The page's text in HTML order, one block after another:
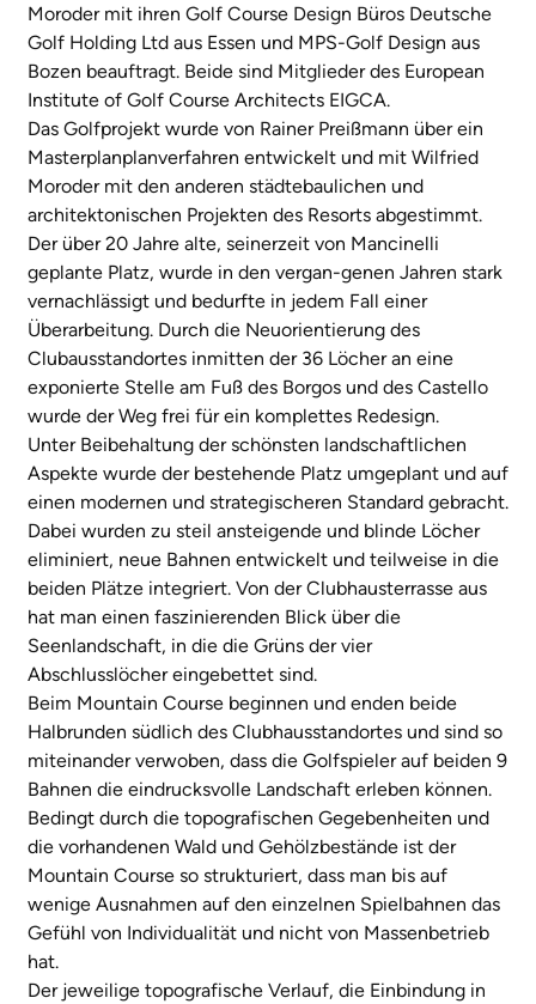
Moroder mit ihren Golf Course Design Büros Deutsche
Golf Holding Ltd aus Essen und MPS-Golf Design aus
Bozen beauftragt. Beide sind Mitglieder des European
Institute of Golf Course Architects EIGCA.
Das Golfprojekt wurde von Rainer Preißmann über ein
Masterplanplanverfahren entwickelt und mit Wilfried
Moroder mit den anderen städtebaulichen und
architektonischen Projekten des Resorts abgestimmt.
Der über 20 Jahre alte, seinerzeit von Mancinelli
geplante Platz, wurde in den vergan-genen Jahren stark
vernachlässigt und bedurfte in jedem Fall einer
Überarbeitung. Durch die Neuorientierung des
Clubausstandortes inmitten der 36 Löcher an eine
exponierte Stelle am Fuß des Borgos und des Castello
wurde der Weg frei für ein komplettes Redesign.
Unter Beibehaltung der schönsten landschaftlichen
Aspekte wurde der bestehende Platz umgeplant und auf
einen modernen und strategischeren Standard gebracht.
Dabei wurden zu steil ansteigende und blinde Löcher
eliminiert, neue Bahnen entwickelt und teilweise in die
beiden Plätze integriert. Von der Clubhausterrasse aus
hat man einen faszinierenden Blick über die
Seenlandschaft, in die die Grüns der vier
Abschlusslöcher eingebettet sind.
Beim Mountain Course beginnen und enden beide
Halbrunden südlich des Clubhausstandortes und sind so
miteinander verwoben, dass die Golfspieler auf beiden 9
Bahnen die eindrucksvolle Landschaft erleben können.
Bedingt durch die topografischen Gegebenheiten und
die vorhandenen Wald und Gehölzbestände ist der
Mountain Course so strukturiert, dass man bis auf
wenige Ausnahmen auf den einzelnen Spielbahnen das
Gefühl von Individualität und nicht von Massenbetrieb
hat.
Der jeweilige topografische Verlauf, die Einbindung in